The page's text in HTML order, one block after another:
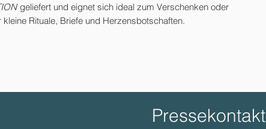
geliefert und eignet sich ideal zum Verschenken oder
kleine Rituale, Briefe und Herzensbotschaften.
Pressekontakt